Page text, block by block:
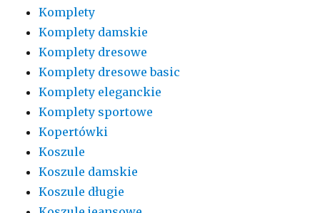
Komplety
Komplety damskie
Komplety dresowe
Komplety dresowe basic
Komplety eleganckie
Komplety sportowe
Kopertówki
Koszule
Koszule damskie
Koszule długie